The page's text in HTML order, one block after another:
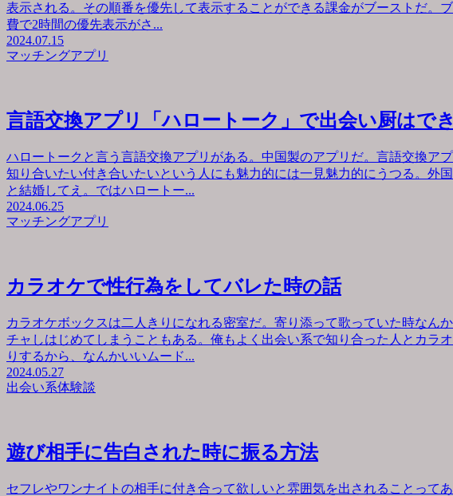
表示される。その順番を優先して表示することができる課金がブーストだ。
費で2時間の優先表示がさ...
2024.07.15
マッチングアプリ
言語交換アプリ「ハロートーク」で出会い厨はで
ハロートークと言う言語交換アプリがある。中国製のアプリだ。言語交換ア
知り合いたい付き合いたいという人にも魅力的には一見魅力的にうつる。外
と結婚してえ。ではハロートー...
2024.06.25
マッチングアプリ
カラオケで性行為をしてバレた時の話
カラオケボックスは二人きりになれる密室だ。寄り添って歌っていた時なん
チャしはじめてしまうこともある。俺もよく出会い系で知り合った人とカラ
りするから、なんかいいムード...
2024.05.27
出会い系体験談
遊び相手に告白された時に振る方法
セフレやワンナイトの相手に付き合って欲しいと雰囲気を出されることって